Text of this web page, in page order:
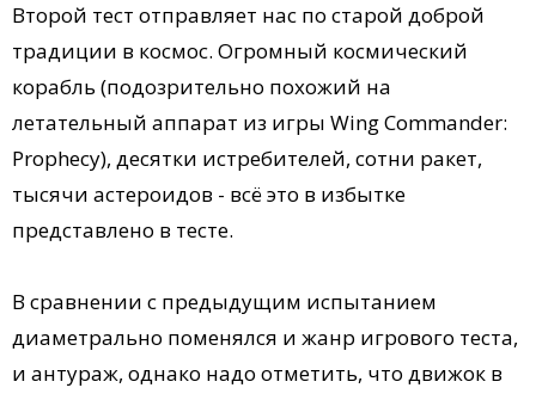
Второй тест отправляет нас по старой доброй
традиции в космос. Огромный космический
корабль (подозрительно похожий на
летательный аппарат из игры Wing Commander:
Prophecy), десятки истребителей, сотни ракет,
тысячи астероидов - всё это в избытке
представлено в тесте.
В сравнении с предыдущим испытанием
диаметрально поменялся и жанр игрового теста,
и антураж, однако надо отметить, что движок в